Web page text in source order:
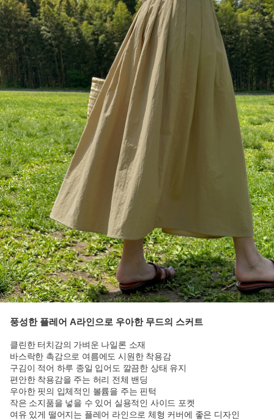
풍성한 플레어 A라인으로 우아한 무드의 스커트
클린한 터치감의 가벼운 나일론 소재
바스락한 촉감으로 여름에도 시원한 착용감
구김이 적어 하루 종일 입어도 깔끔한 상태 유지
편안한 착용감을 주는 허리 전체 밴딩
우아한 핏의 입체적인 볼륨을 주는 핀턱
작은 소지품을 넣을 수 있어 실용적인 사이드 포켓
여유 있게 떨어지는 플레어 라인으로 체형 커버에 좋은 디자인